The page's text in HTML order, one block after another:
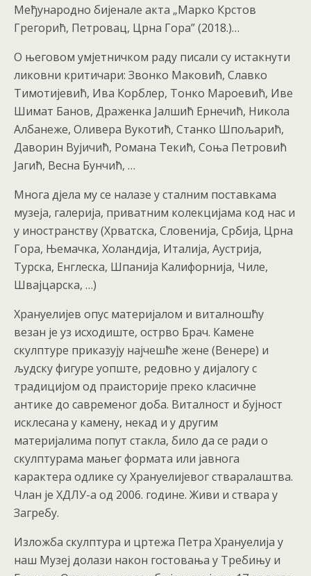
Међународно бијенале акта „Марко Крстов
Грегорић, Петровац, Црна Гора” (2018.)…
О његовом умјетничком раду писали су истакнути
ликовни критичари: Звонко Маковић, Славко
Тимотијевић, Ива Корблер, Тонко Мароевић, Иве
Шимат Банов, Драженка Јалшић Ернечић, Никола
Албанеже, Оливера Вукотић, Станко Шпољарић,
Даворин Вујичић, Романа Текић, Соња Петровић
Јагић, Весна Бунчић, …
Многа дјела му се налазе у сталним поставкама
музеја, галерија, приватним колекцијама код нас и
у иностранству (Хрватска, Словенија, Србија, Црна
Гора, Њемачка, Холандија, Италија, Аустрија,
Турска, Енглеска, Шпанија Калифорнија, Чиле,
Швајцарска, …)
Хрануелијев опус материјалом и виталношћу
везан је уз исходиште, острво Брач. Камене
скулптуре приказују најчешће жене (Венере) и
људску фигуре уопште, редовно у дијалогу с
традицијом од праисторије преко класичне
антике до савременог доба. Виталност и бујност
исклесана у камену, некад и у другим
материјалима попут стакла, било да се ради о
скулптурама мањег формата или јавнога
карактера одлике су Хрануелијевог стваралаштва.
Члан је ХДЛУ-а од 2006. године. Живи и ствара у
Загребу.
Изложба скулптура и цртежа Петра Хрануелија у
наш Музеј долази након гостовања у Требињу и